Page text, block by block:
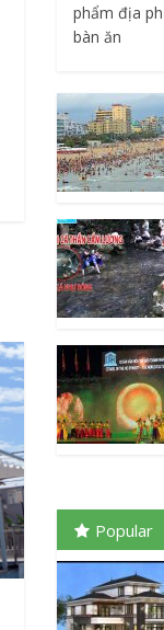
phẩm địa
bàn ăn
Popular